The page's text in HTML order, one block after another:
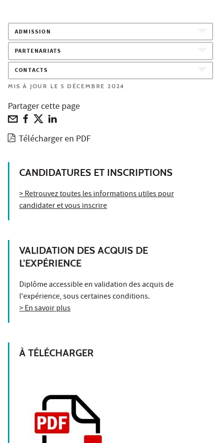
ADMISSION
PARTENARIATS
CONTACTS
MIS À JOUR LE 5 DÉCEMBRE 2024
Partager cette page
Télécharger en PDF
CANDIDATURES ET INSCRIPTIONS
> Retrouvez toutes les informations utiles pour
candidater et vous inscrire
VALIDATION DES ACQUIS DE
L'EXPÉRIENCE
Diplôme accessible en validation des acquis de
l'expérience, sous certaines conditions.
> En savoir plus
À TÉLÉCHARGER